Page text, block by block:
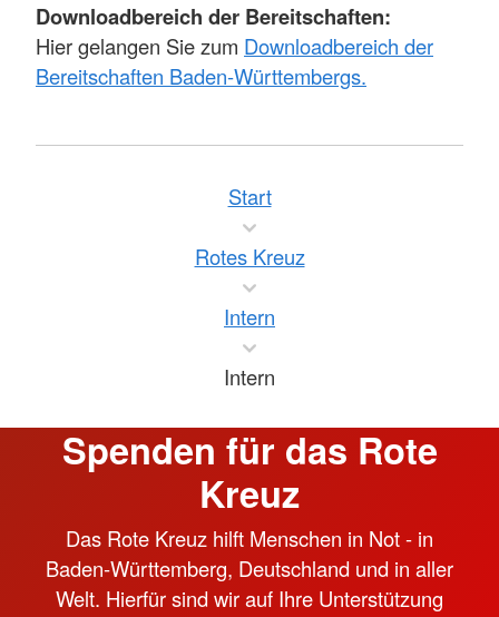
Downloadbereich der Bereitschaften:
Hier gelangen Sie zum Downloadbereich der
Bereitschaften Baden-Württembergs.
Start
Rotes Kreuz
Intern
Intern
Spenden für das Rote
Kreuz
Das Rote Kreuz hilft Menschen in Not - in
Baden-Württemberg, Deutschland und in aller
Welt. Hierfür sind wir auf Ihre Unterstützung